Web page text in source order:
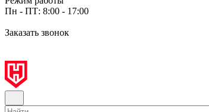
Пн - ПТ: 8:00 - 17:00
Заказать звонок